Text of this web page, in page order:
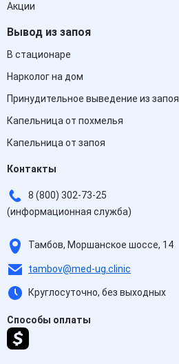
Акции
Вывод из запоя
В стационаре
Нарколог на дом
Принудительное выведение из запоя
Капельница от похмелья
Капельница от запоя
Контакты
8 (800) 302-73-25
(информационная служба)
Тамбов, Моршанское шоссе, 14
tambov@med-ug.clinic
Круглосуточно, без выходных
Способы оплаты